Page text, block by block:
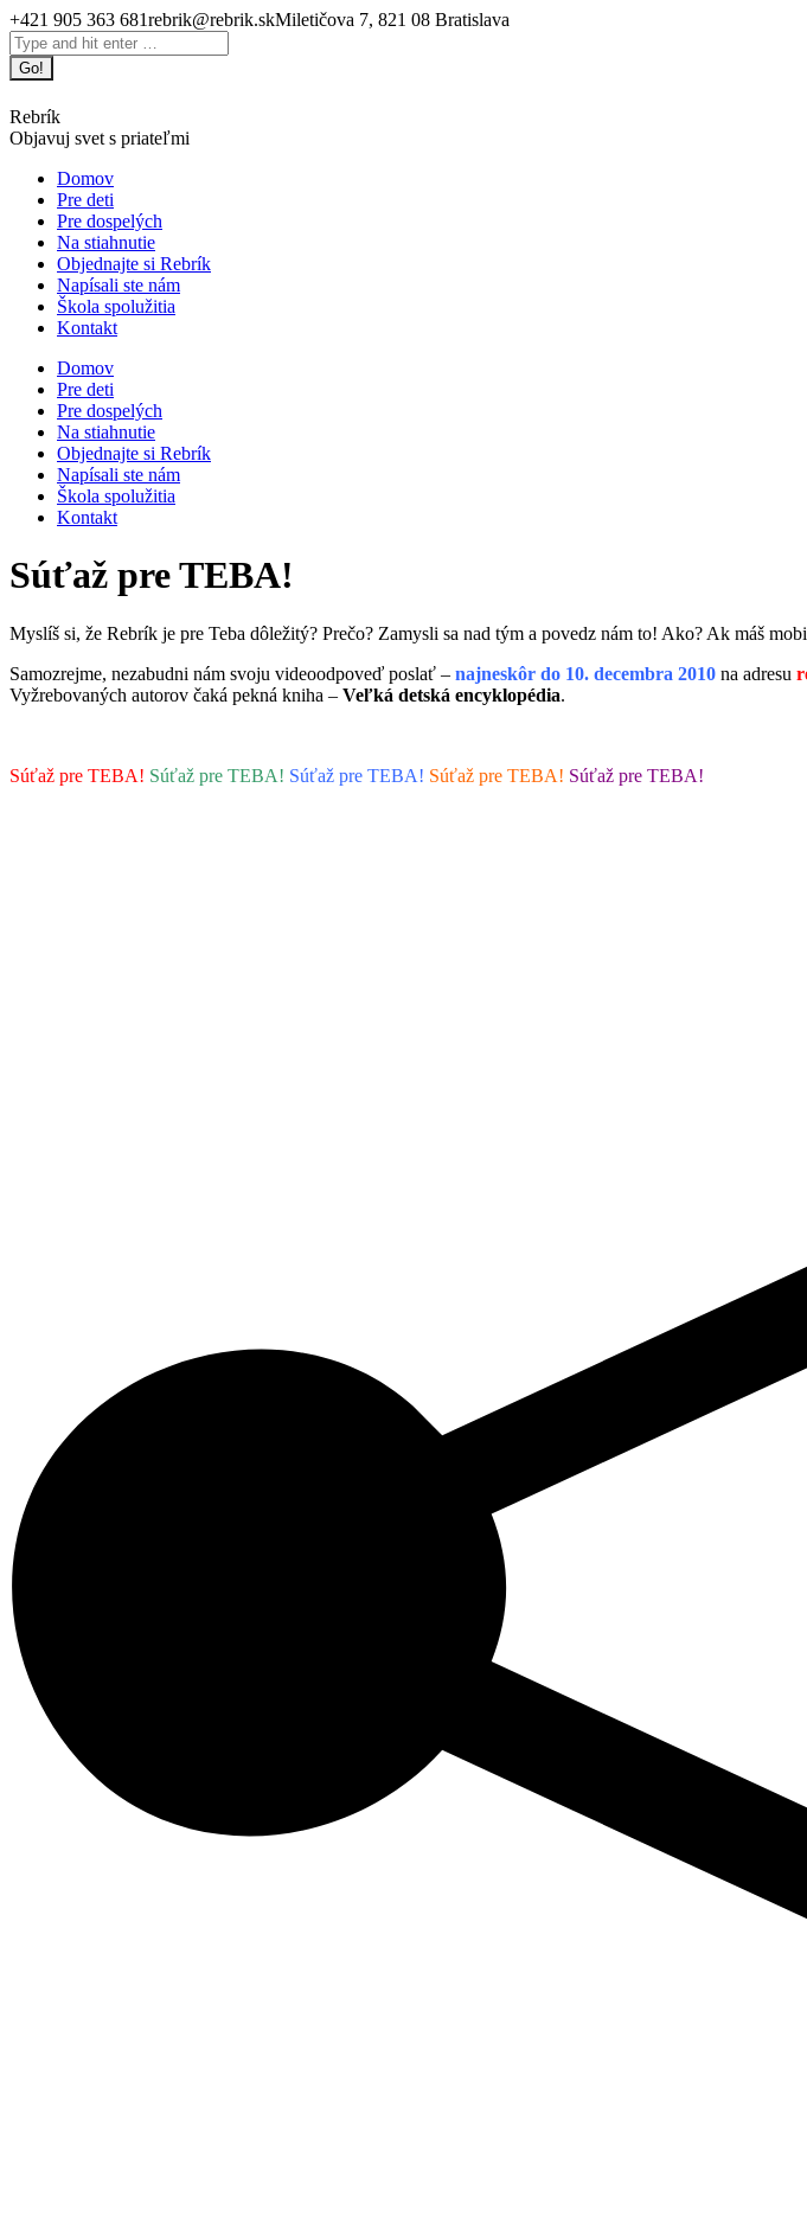
Skip
to
content
+421 905 363 681rebrik@rebrik.skMiletičova 7, 821 08 Bratislava
Facebook
page
opens
new
window
Search:
Rebrík
Objavuj svet s priateľmi
Domov
Pre deti
Pre dospelých
Na stiahnutie
Objednajte si Rebrík
Napísali ste nám
Škola spolužitia
Kontakt
Domov
Pre deti
Pre dospelých
Na stiahnutie
Objednajte si Rebrík
Napísali ste nám
Škola spolužitia
Kontakt
Súťaž pre TEBA!
Myslíš si, že Rebrík je pre Teba dôležitý? Prečo? Zamysli sa nad tým a povedz nám to! Ako? Ak máš
Samozrejme, nezabudni nám svoju videoodpoveď poslať – najneskôr do 10. decembra 2010 na adresu
Vyžrebovaných autorov čaká pekná kniha – Veľká detská encyklopédia.
Súťaž pre TEBA! Súťaž pre TEBA! Súťaž pre TEBA! Súťaž pre TEBA! Súťaž pre TEBA!